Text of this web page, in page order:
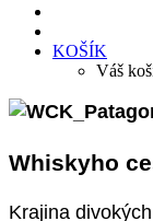
KOŠÍK
Váš
Whiskyho
Krajina